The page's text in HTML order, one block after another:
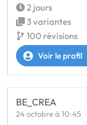
2 jours
3 variantes
100 révisions
Voir le profil
BE_CREA
24 octobre à 10:45